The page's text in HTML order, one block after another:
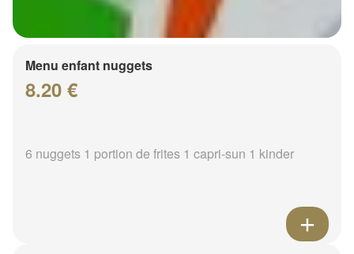
Menu enfant nuggets
8.20 €
6 nuggets 1 portion de frites 1 capri-sun 1 kinder